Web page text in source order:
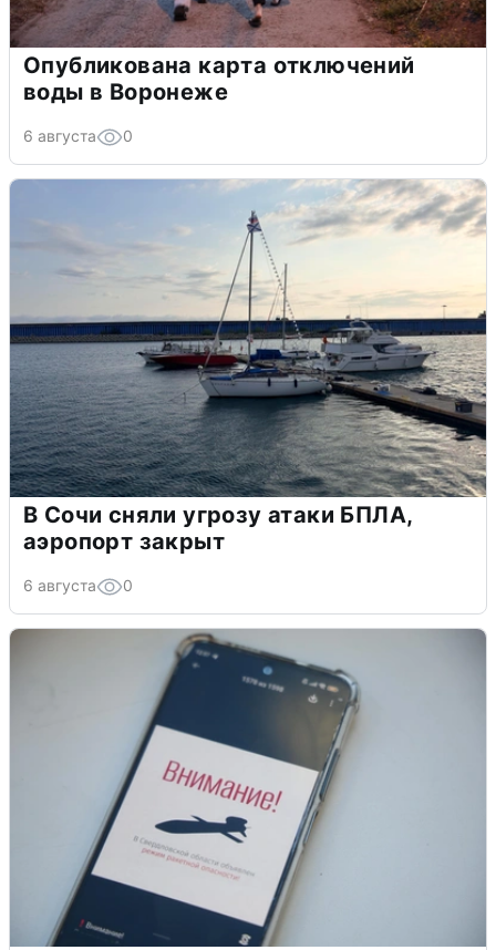
Опубликована карта отключений
воды в Воронеже
6 августа 0
В Сочи сняли угрозу атаки БПЛА,
аэропорт закрыт
6 августа 0